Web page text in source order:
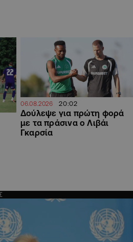
06.08.2026 20:02
Δούλεψε για πρώτη φορά
με τα πράσινα ο Λιβάι
Γκαρσία